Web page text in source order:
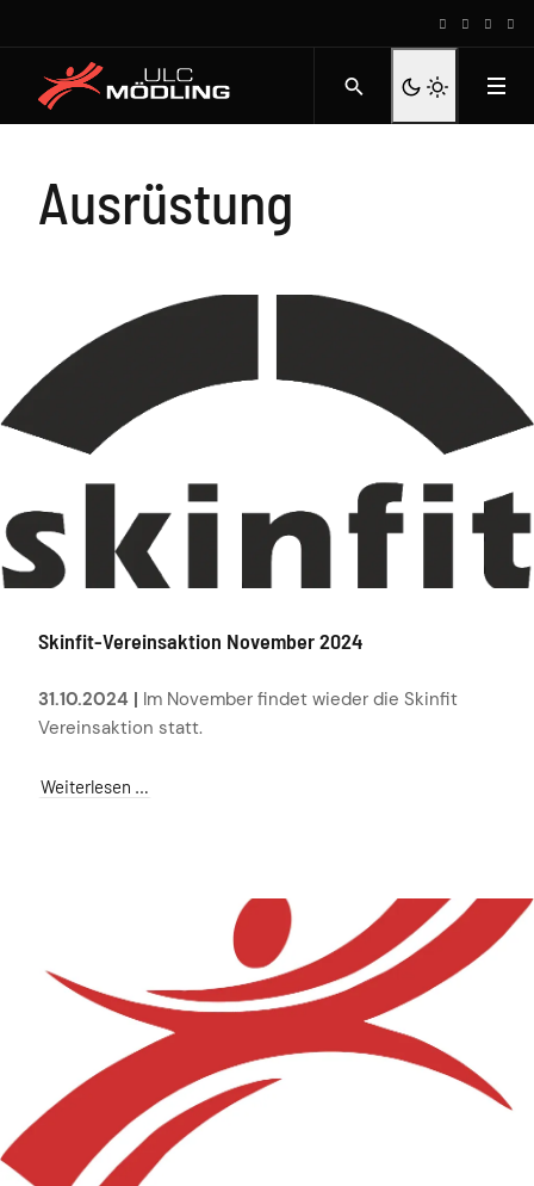
Ausrüstung
Skinfit-Vereinsaktion November 2024
31.10.2024 | Im November findet wieder die Skinfit
Vereinsaktion statt.
Weiterlesen …